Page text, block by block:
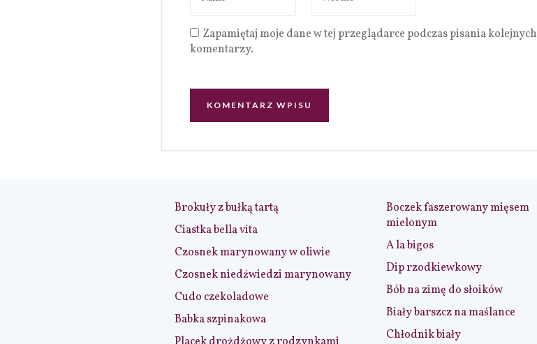
Zapamiętaj moje dane w tej przeglądarce podczas pisania kolejnych
komentarzy.
Brokuły z bułką tartą
Ciastka bella vita
Czosnek marynowany w oliwie
Czosnek niedźwiedzi marynowany
Cudo czekoladowe
Babka szpinakowa
Boczek faszerowany mięsem
mielonym
A la bigos
Dip rzodkiewkowy
Bób na zimę do słoików
Biały barszcz na maślance
Chłodnik biały